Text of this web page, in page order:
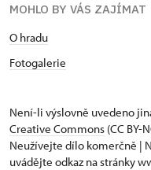
MOHLO BY VÁS ZAJÍMAT
O hradu
Fotogalerie
Není-li výslovně uvedeno
Creative Commons (CC BY-
Neužívejte dílo komerčně |
uvádějte odkaz na stránky